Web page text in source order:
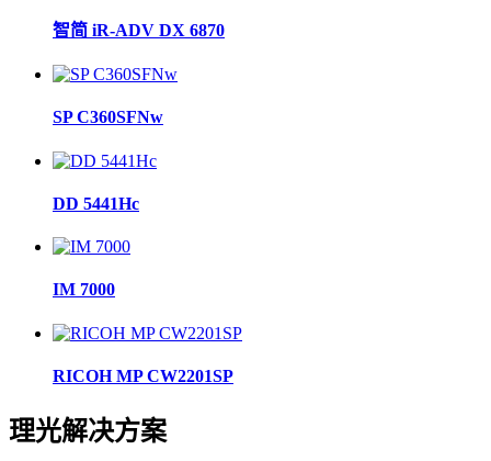
智简 iR-ADV DX 6870
SP C360SFNw
DD 5441Hc
IM 7000
RICOH MP CW2201SP
理光解决方案